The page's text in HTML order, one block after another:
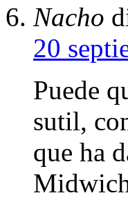
Nacho
20
Puede
sutil,
que ha